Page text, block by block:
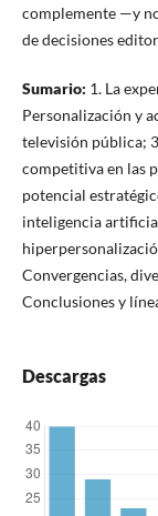
complemente —y
de decisiones
Sumario: 1. La
Personalización y
televisión pública;
competitiva en las
potencial
inteligencia
Convergencias,
Conclusiones y
Descargas